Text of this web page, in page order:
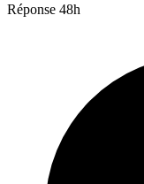
Réponse 48h